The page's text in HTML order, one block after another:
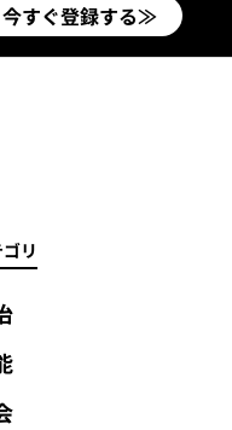
今すぐ登録する≫
リ